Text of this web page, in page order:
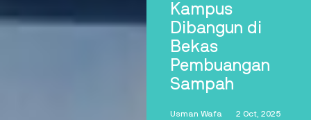
Kampus
Dibangun di
Bekas
Pembuangan
Sampah
Usman Wafa
2 Oct, 2025